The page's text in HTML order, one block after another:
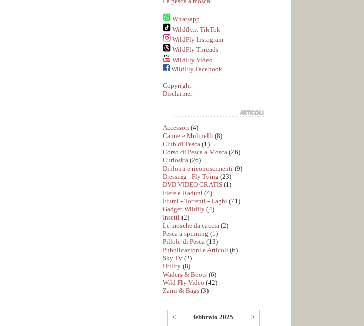
Whatsapp
Wildfly.it TikTok
WildFly Instagram
WildFly Threads
WildFly Video
WildFly Facebook
Copyright
Disclaimer
Accessori (4)
Canne e Mulinelli (8)
Club di Pesca (1)
Corso di Pesca a Mosca (26)
Curiosità (26)
Diplomi e riconoscimenti (9)
Dressing - Fly Tying (23)
DVD VIDEO GRATIS (1)
Fiere e Raduni (4)
Fiumi - Torrenti - Laghi (71)
Gadget Wildfly (4)
Insetti (2)
Le mosche da caccia (2)
Pesca a spinning (1)
Pillole di Pesca (13)
Pubblicazioni e Articoli (6)
Sky Tv (2)
Utility (8)
Waders & Boots (6)
Wild Fly Video (42)
Zaini & Bags (3)
< febbraio 2025 >